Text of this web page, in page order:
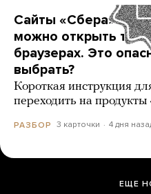
Сайты «Сбера» и
можно открыть
браузерах. Это
выбрать?
Короткая инструкция
переходить на
РАЗБОР 3 карточки 4 дня
ЕЩЕ